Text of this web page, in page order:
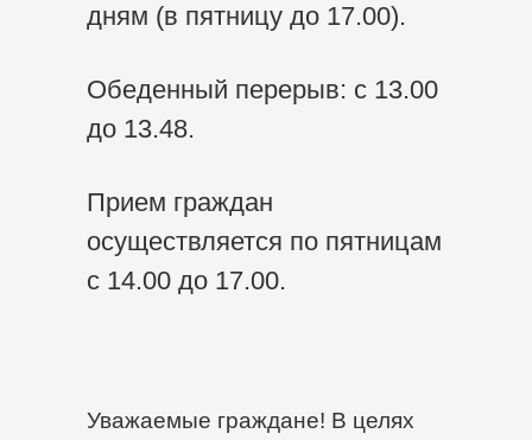
дням (в пятницу до 17.00).
Обеденный перерыв: с 13.00
до 13.48.
Прием граждан
осуществляется по пятницам
с 14.00 до 17.00.
Уважаемые граждане! В целях